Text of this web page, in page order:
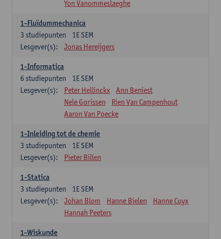
Yon Vanommeslaeghe
1-Fluïdummechanica
1E SEM
3 studiepunten
Lesgever(s):
Jonas Hereijgers
1-Informatica
1E SEM
6 studiepunten
Lesgever(s):
Peter Hellinckx
Ann Beniest
Nele Gorissen
Rien Van Campenhout
Aaron Van Poecke
1-Inleiding tot de chemie
1E SEM
3 studiepunten
Lesgever(s):
Pieter Billen
1-Statica
1E SEM
3 studiepunten
Lesgever(s):
Johan Blom Hanne Bielen
Hanne Cuyx
Hannah Peeters
1-Wiskunde